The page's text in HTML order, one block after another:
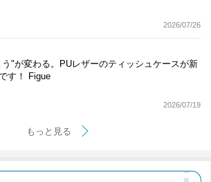
2026/07/26
"が変わる。PUレザーのティッシュケースが新
す！ Figue
2026/07/19
もっと見る